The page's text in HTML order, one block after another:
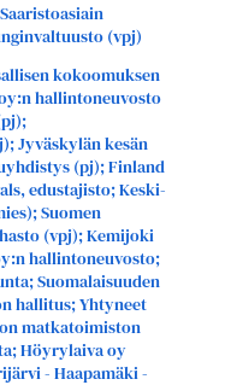
(vpj)
kokoomuksen
hallintoneuvosto
Jyväskylän kesän
(pj); Finland
edustajisto; Keski-
Suomen
(vpj); Kemijoki
hallintoneuvosto;
Suomalaisuuden
hallitus; Yhtyneet
matkatoimiston
Höyrylaiva oy
- Haapamäki -